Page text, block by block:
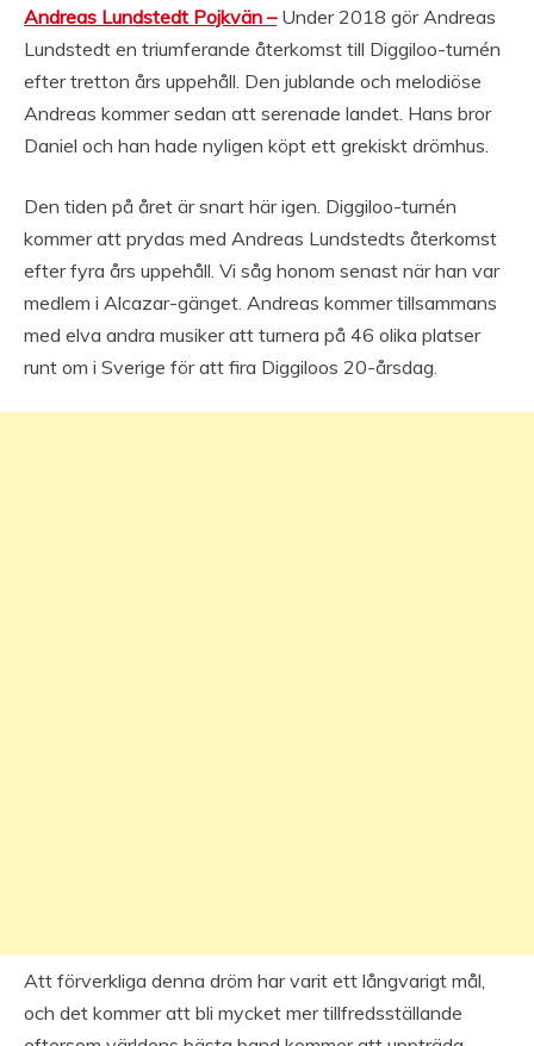
Andreas Lundstedt Pojkvän –Under 2018 gör Andreas
Lundstedt en triumferande återkomst till Diggiloo-turnén
efter tretton års uppehåll. Den jublande och melodiöse
Andreas kommer sedan att serenade landet. Hans bror
Daniel och han hade nyligen köpt ett grekiskt drömhus.
Den tiden på året är snart här igen. Diggiloo-turnén
kommer att prydas med Andreas Lundstedts återkomst
efter fyra års uppehåll. Vi såg honom senast när han var
medlem i Alcazar-gänget. Andreas kommer tillsammans
med elva andra musiker att turnera på 46 olika platser
runt om i Sverige för att fira Diggiloos 20-årsdag.
Att förverkliga denna dröm har varit ett långvarigt mål,
och det kommer att bli mycket mer tillfredsställande